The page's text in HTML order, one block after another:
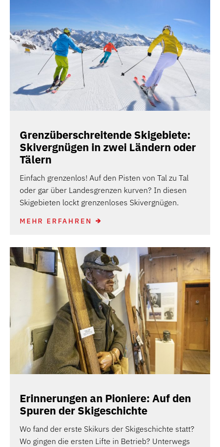
Grenzüberschreitende Skigebiete:
Skivergnügen in zwei Ländern oder
Tälern
Einfach grenzenlos! Auf den Pisten von Tal zu Tal
oder gar über Landesgrenzen kurven? In diesen
Skigebieten lockt grenzenloses Skivergnügen.
MEHR ERFAHREN
Erinnerungen an Pioniere: Auf den
Spuren der Skigeschichte
Wo fand der erste Skikurs der Skigeschichte statt?
Wo gingen die ersten Lifte in Betrieb? Unterwegs